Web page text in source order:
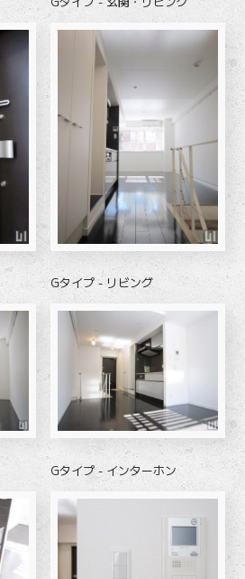
Gタイプ - リビング
Gタイプ - インターホン